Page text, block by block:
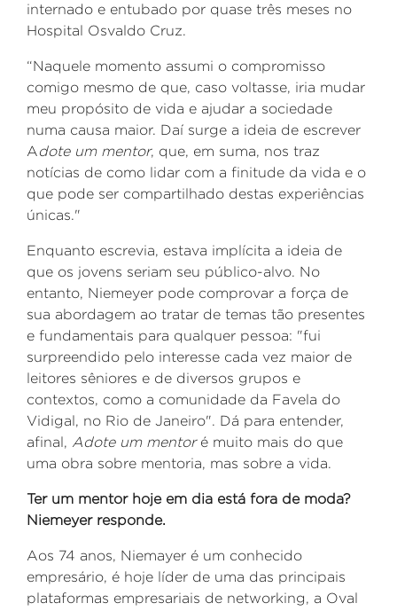
internado e entubado por quase três meses no
Hospital Osvaldo Cruz.
“Naquele momento assumi o compromisso
comigo mesmo de que, caso voltasse, iria mudar
meu propósito de vida e ajudar a sociedade
numa causa maior. Daí surge a ideia de escrever
Adote um mentor, que, em suma, nos traz
notícias de como lidar com a finitude da vida e o
que pode ser compartilhado destas experiências
únicas."
Enquanto escrevia, estava implícita a ideia de
que os jovens seriam seu público-alvo. No
entanto, Niemeyer pode comprovar a força de
sua abordagem ao tratar de temas tão presentes
e fundamentais para qualquer pessoa: "fui
surpreendido pelo interesse cada vez maior de
leitores sêniores e de diversos grupos e
contextos, como a comunidade da Favela do
Vidigal, no Rio de Janeiro". Dá para entender,
afinal, Adote um mentoré muito mais do que
uma obra sobre mentoria, mas sobre a vida.
Ter um mentor hoje em dia está fora de moda?
Niemeyer responde.
Aos 74 anos, Niemayer é um conhecido
empresário, é hoje líder de uma das principais
plataformas empresariais de networking, a Oval